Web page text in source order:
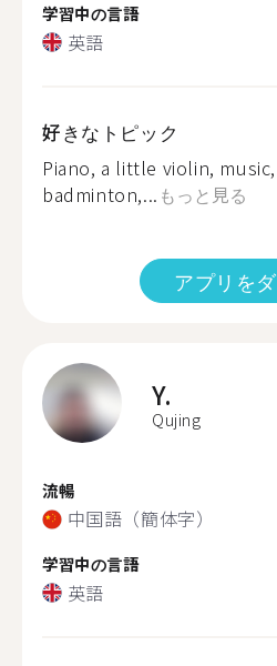
学習中の言語
英語
好きなトピック
Piano, a little violin,
badminton,... もっと見る
アプリを
Y.
Qujing
流暢
中国語（簡体字）
学習中の言語
英語